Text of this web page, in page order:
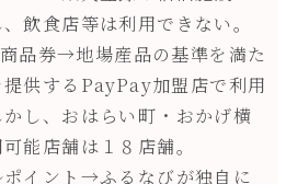
飲食店等は利用できない。
品券→地場産品の基準を満た
供するPayPay加盟店で利用
し、おはらい町・おかげ横
能店舗は１８店舗。
イント→ふるなびが独自に